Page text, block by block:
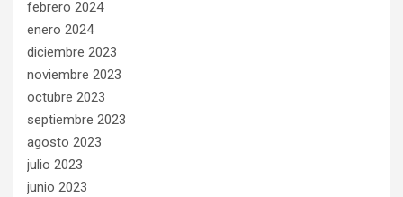
febrero 2024
enero 2024
diciembre 2023
noviembre 2023
octubre 2023
septiembre 2023
agosto 2023
julio 2023
junio 2023